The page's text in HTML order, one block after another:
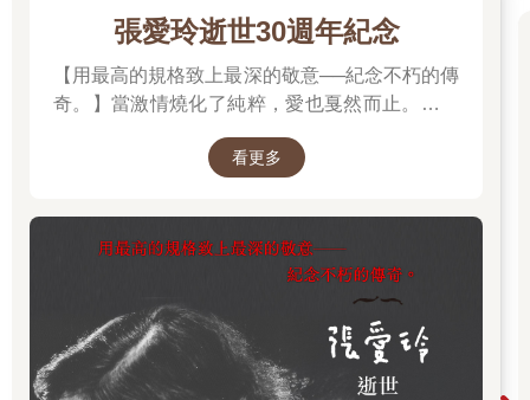
張愛玲逝世30週年紀念
【用最高的規格致上最深的敬意──紀念不朽的傳
奇。】當激情燒化了純粹，愛也戛然而止。透視
看更多